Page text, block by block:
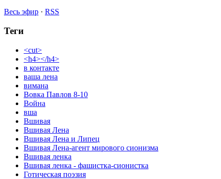
Весь эфир · RSS
Теги
<cut>
<h4></h4>
в контакте
ваша лена
вимана
Вовка Павлов 8-10
Война
вша
Вшивая
Вшивая Лена
Вшивая Лена и Липец
Вшивая Лена-агент мирового сионизма
Вшивая ленка
Вшивая ленка - фашистка-сионистка
Готическая поэзия